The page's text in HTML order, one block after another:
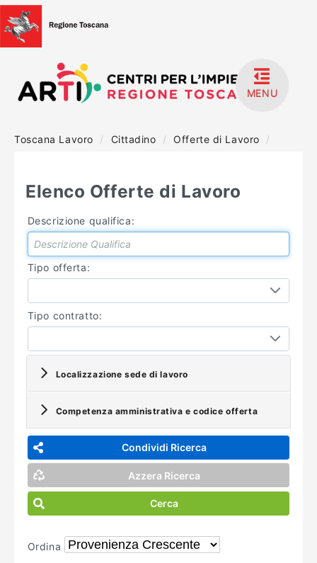
MENU
HOME
MANUALISTICA
Toscana Lavoro / Cittadino / Offerte di Lavoro /
Elenco Offerte di Lavoro
Descrizione qualifica:
Tipo offerta:
Tipo contratto:
Localizzazione sede di lavoro
Competenza amministrativa e codice offerta
Condividi Ricerca
Azzera Ricerca
Cerca
Ordina